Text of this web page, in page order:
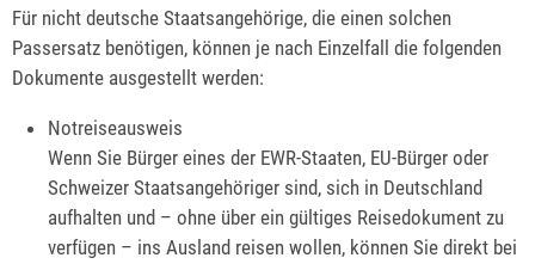
Für nicht deutsche Staatsangehörige, die einen solchen
Passersatz benötigen, können je nach Einzelfall die folgenden
Dokumente ausgestellt werden:
Notreiseausweis
Wenn Sie Bürger eines der EWR-Staaten, EU-Bürger oder
Schweizer Staatsangehöriger sind, sich in Deutschland
aufhalten und – ohne über ein gültiges Reisedokument zu
verfügen – ins Ausland reisen wollen, können Sie direkt bei